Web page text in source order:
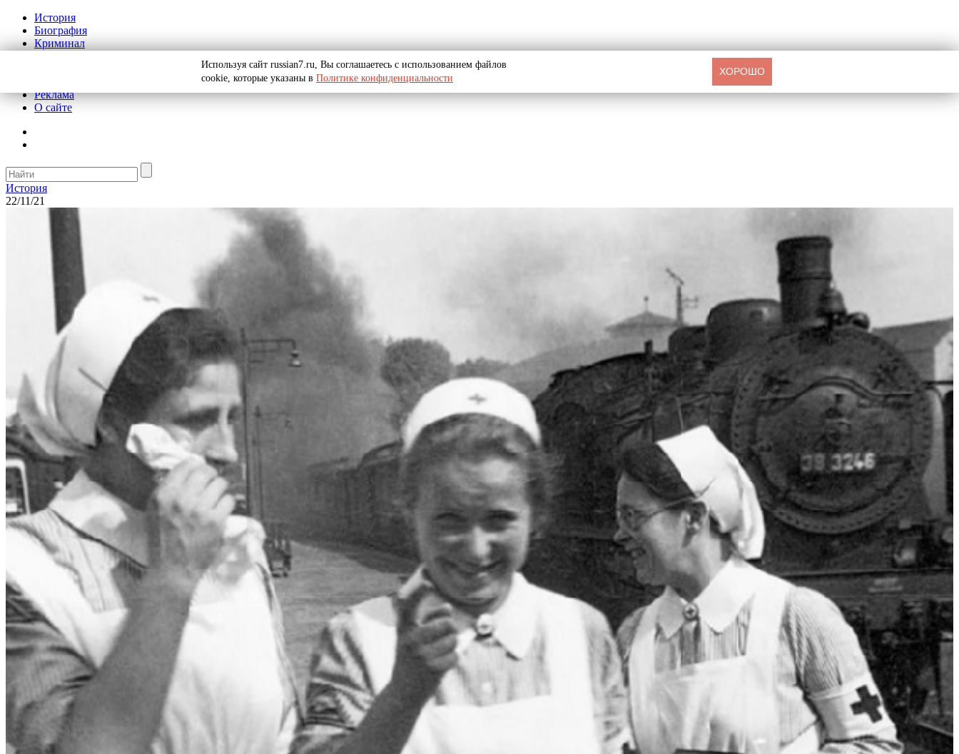
История
Биография
Криминал
Реклама
О сайте
История
22/11/21
Используя сайт russian7.ru, Вы соглашаетесь с использованием файлов
cookie, которые указаны в Политике конфиденциальности
ХОРОШО